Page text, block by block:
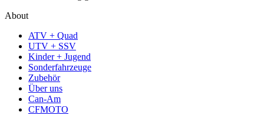
About
ATV + Quad
UTV + SSV
Kinder + Jugend
Sonderfahrzeuge
Zubehör
Über uns
Can-Am
CFMOTO